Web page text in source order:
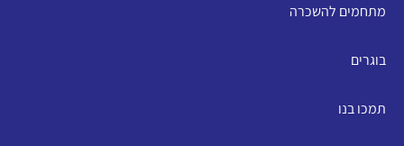
מתחמים להשכרה
בוגרים
תמכו בנו